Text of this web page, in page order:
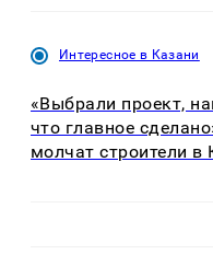
Интересное в Казани
«Выбрали проект,
что главное
молчат строители в